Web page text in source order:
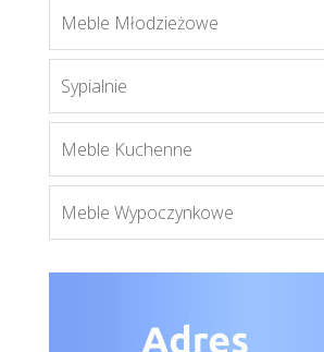
Boss
Meble Młodzieżowe
Sypialnie
Meble Kuchenne
Meble Wypoczynkowe